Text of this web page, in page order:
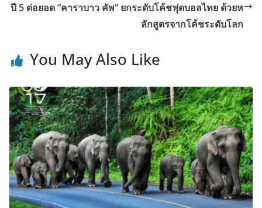
ปี 5 ต่อยอด “คาราบาว คัพ” ยกระดับโค้ชฟุตบอลไทย ด้วยห
ลักสูตรจากโค้ชระดับโลก
You May Also Like